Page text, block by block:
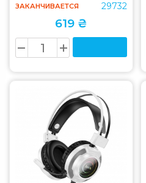
ЗАКАНЧИВАЕТСЯ 29732
619 ₴